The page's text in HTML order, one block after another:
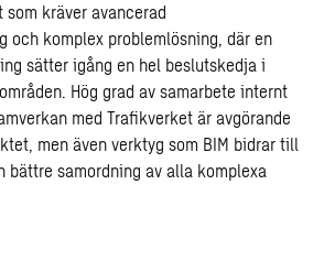
kräver avancerad
och komplex problemlösning, där en
sätter igång en hel beslutskedja i
Hög grad av samarbete internt
med Trafikverket är avgörande
men även verktyg som BIM bidrar till
samordning av alla komplexa